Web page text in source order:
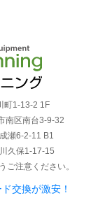
町1-13-2 1F
南区南台3-9-32
瀬6-2-11 B1
久保1-17-15
注意ください。
交換が激安！